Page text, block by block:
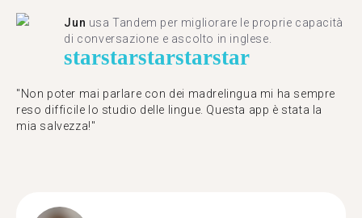
Jun usa Tandem per migliorare le proprie capacità
di conversazione e ascolto in inglese.
starstarstarstarstar
"Non poter mai parlare con dei madrelingua mi ha sempre
reso difficile lo studio delle lingue. Questa app è stata la
mia salvezza!"